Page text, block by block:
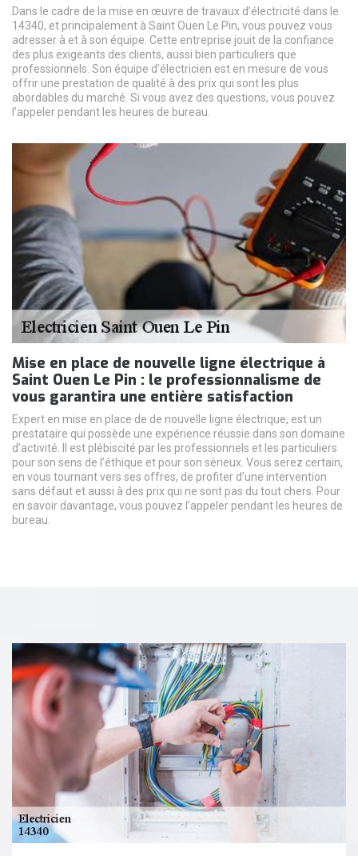
Dans le cadre de la mise en œuvre de travaux d’électricité dans le
14340, et principalement à Saint Ouen Le Pin, vous pouvez vous
adresser à et à son équipe. Cette entreprise jouit de la confiance
des plus exigeants des clients, aussi bien particuliers que
professionnels. Son équipe d’électricien est en mesure de vous
offrir une prestation de qualité à des prix qui sont les plus
abordables du marché. Si vous avez des questions, vous pouvez
l’appeler pendant les heures de bureau.
Mise en place de nouvelle ligne électrique à
Saint Ouen Le Pin : le professionnalisme de
vous garantira une entière satisfaction
Expert en mise en place de de nouvelle ligne électrique, est un
prestataire qui possède une expérience réussie dans son domaine
d’activité. Il est plébiscité par les professionnels et les particuliers
pour son sens de l’éthique et pour son sérieux. Vous serez certain,
en vous tournant vers ses offres, de profiter d’une intervention
sans défaut et aussi à des prix qui ne sont pas du tout chers. Pour
en savoir davantage, vous pouvez l’appeler pendant les heures de
bureau.